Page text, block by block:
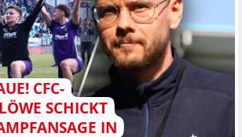
CFC-
SCHICKT
IN